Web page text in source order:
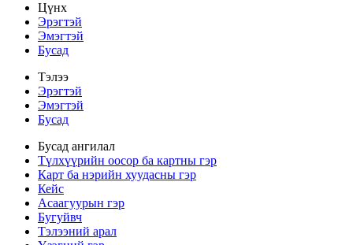
Цүнх
Эрэгтэй
Эмэгтэй
Бусад
Тэлээ
Эрэгтэй
Эмэгтэй
Бусад
Бусад ангилал
Түлхүүрийн оосор ба картны гэр
Карт ба нэрийн хуудасны гэр
Кейс
Асаагуурын гэр
Бугуйвч
Тэлээний арал